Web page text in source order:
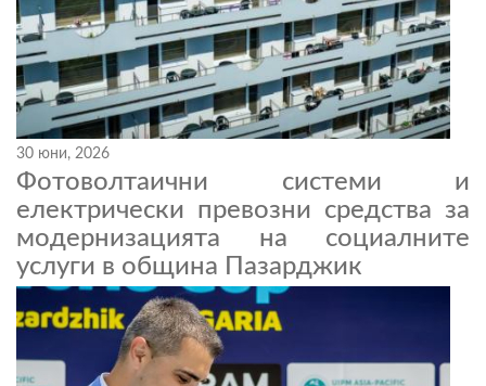
30 юни, 2026
Фотоволтаични системи и
електрически превозни средства за
модернизацията на социалните
услуги в община Пазарджик